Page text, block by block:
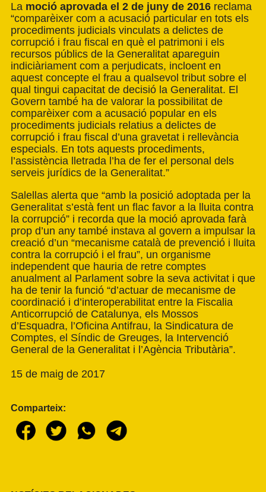
La moció aprovada el 2 de juny de 2016 reclama
“comparèixer com a acusació particular en tots els
procediments judicials vinculats a delictes de
corrupció i frau fiscal en què el patrimoni i els
recursos públics de la Generalitat apareguin
indiciàriament com a perjudicats, incloent en
aquest concepte el frau a qualsevol tribut sobre el
qual tingui capacitat de decisió la Generalitat. El
Govern també ha de valorar la possibilitat de
comparèixer com a acusació popular en els
procediments judicials relatius a delictes de
corrupció i frau fiscal d’una gravetat i rellevància
especials. En tots aquests procediments,
l’assistència lletrada l’ha de fer el personal dels
serveis jurídics de la Generalitat.”
Salellas alerta que “amb la posició adoptada per la
Generalitat s’està fent un flac favor a la lluita contra
la corrupció” i recorda que la moció aprovada farà
prop d’un any també instava al govern a impulsar la
creació d’un “mecanisme català de prevenció i lluita
contra la corrupció i el frau”, un organisme
independent que hauria de retre comptes
anualment al Parlament sobre la seva activitat i que
ha de tenir la funció “d’actuar de mecanisme de
coordinació i d’interoperabilitat entre la Fiscalia
Anticorrupció de Catalunya, els Mossos
d’Esquadra, l’Oficina Antifrau, la Sindicatura de
Comptes, el Síndic de Greuges, la Intervenció
General de la Generalitat i l’Agència Tributària”.
15 de maig de 2017
Comparteix: